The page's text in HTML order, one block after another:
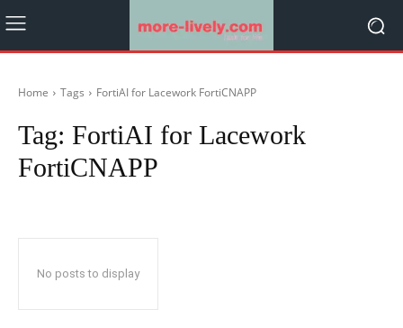
Home Tags FortiAI for Lacework FortiCNAPP
Tag: FortiAI for Lacework
FortiCNAPP
No posts to display